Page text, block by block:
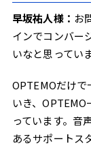
早坂祐人様： お
インでコンバー
いなと思ってい
OPTEMOだけ
いき、
っています。音
あるサポートス